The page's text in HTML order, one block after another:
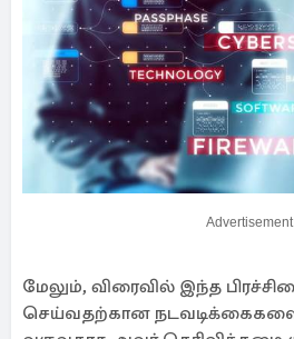
Advertisement
மேலும், விரைவில் இந்த
செய்வதற்கான நடவடிக்கைகளை